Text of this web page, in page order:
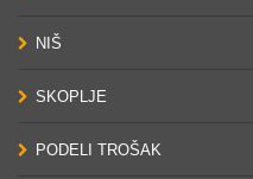
NIŠ
SKOPLJE
PODELI TROŠAK